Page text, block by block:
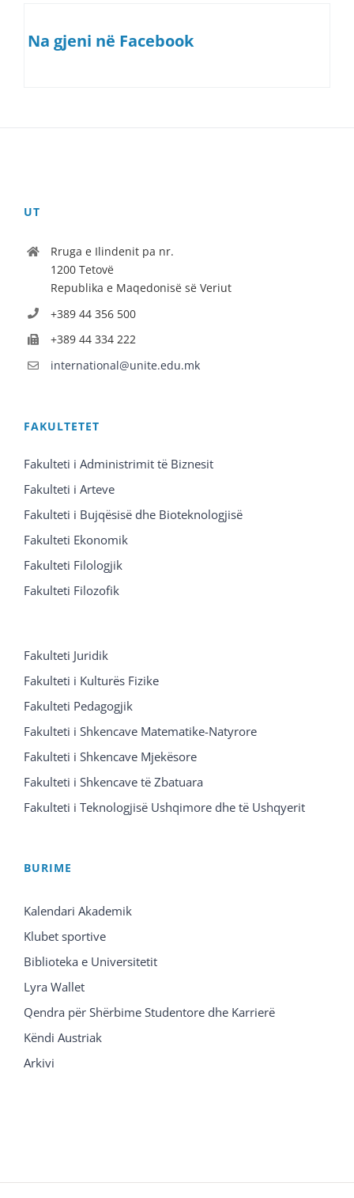
Na gjeni në Facebook
UT
Rruga e Ilindenit pa nr.
1200 Tetovë
Republika e Maqedonisë së Veriut
+389 44 356 500
+389 44 334 222
international@unite.edu.mk
FAKULTETET
Fakulteti i Administrimit të Biznesit
Fakulteti i Arteve
Fakulteti i Bujqësisë dhe Bioteknologjisë
Fakulteti Ekonomik
Fakulteti Filologjik
Fakulteti Filozofik
Fakulteti Juridik
Fakulteti i Kulturës Fizike
Fakulteti Pedagogjik
Fakulteti i Shkencave Matematike-Natyrore
Fakulteti i Shkencave Mjekësore
Fakulteti i Shkencave të Zbatuara
Fakulteti i Teknologjisë Ushqimore dhe të Ushqyerit
BURIME
Kalendari Akademik
Klubet sportive
Biblioteka e Universitetit
Lyra Wallet
Qendra për Shërbime Studentore dhe Karrierë
Këndi Austriak
Arkivi